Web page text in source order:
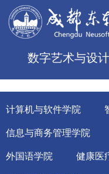
数字艺术与设
计算机与软件学院
信息与商务管理学院
外国语学院 健康医